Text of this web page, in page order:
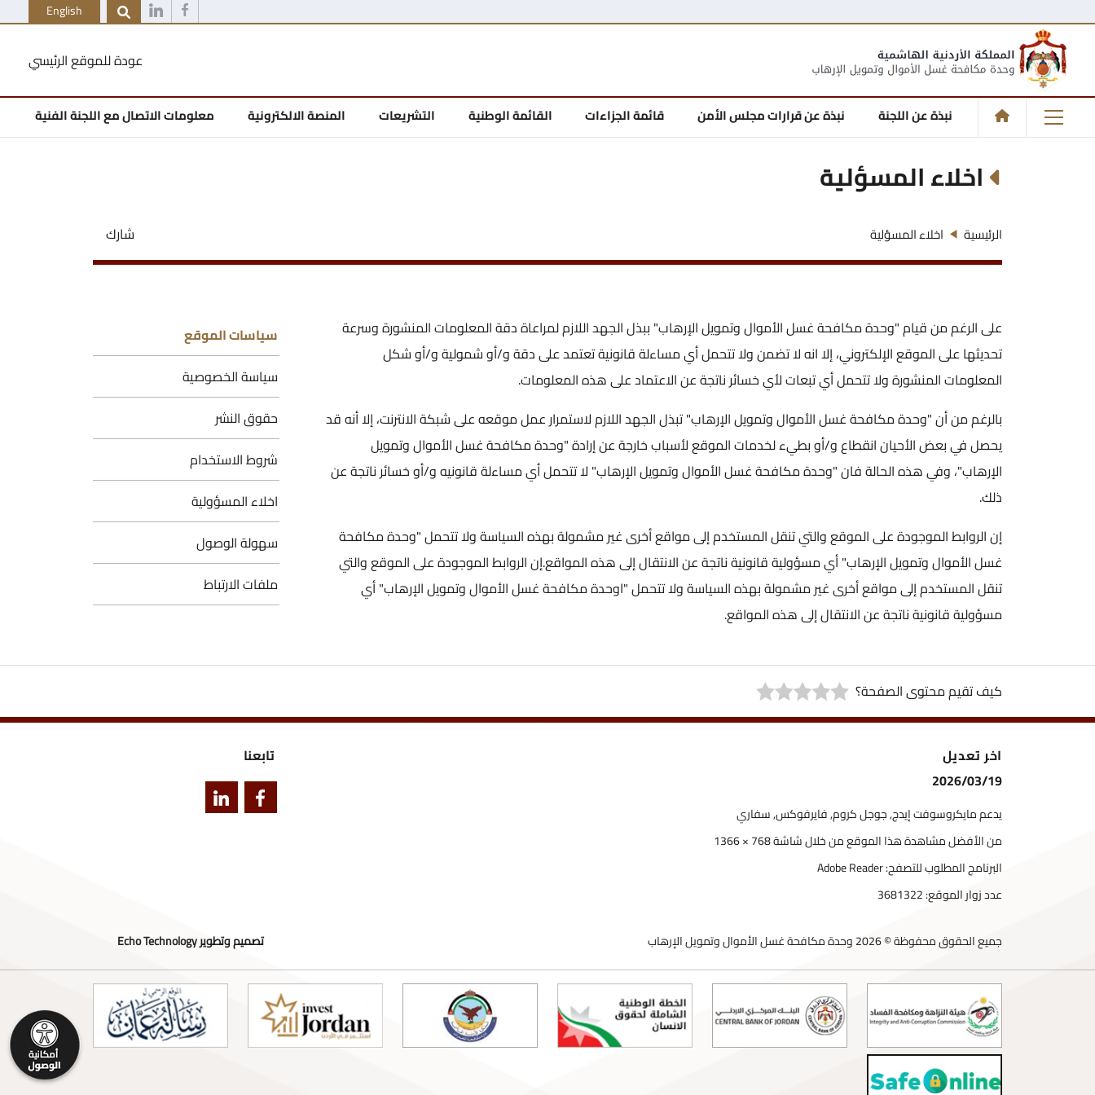
English
عودة للموقع الرئيسي
نبذة عن اللجنة نبذة عن قرارات مجلس الأمن قائمة الجزاءات القائمة الوطنية التشريعات المنصة الالكترونية معلومات الاتصال مع اللجنة الفنية
اخلاء المسؤلية
الرئيسية اخلاء المسؤلية شارك
على الرغم من قيام "وحدة مكافحة غسل الأموال وتمويل الإرهاب" ببذل الجهد اللازم لمراعاة دقة المعلومات المنشورة وسرعة
تحديثها على الموقع الإلكتروني، إلا انه لا تضمن ولا تتحمل أي مساءلة قانونية تعتمد على دقة و/أو شمولية و/أو شكل
المعلومات المنشورة ولا تتحمل أي تبعات لأي خسائر ناتجة عن الاعتماد على هذه المعلومات.
بالرغم من أن "وحدة مكافحة غسل الأموال وتمويل الإرهاب" تبذل الجهد اللازم لاستمرار عمل موقعه على شبكة الانترنت، إلا أنه قد
يحصل في بعض الأحيان انقطاع و/أو بطيء لخدمات الموقع لأسباب خارجة عن إرادة "وحدة مكافحة غسل الأموال وتمويل
الإرهاب"، وفي هذه الحالة فان "وحدة مكافحة غسل الأموال وتمويل الإرهاب" لا تتحمل أي مساءلة قانونيه و/أو خسائر ناتجة عن
ذلك.
إن الروابط الموجودة على الموقع والتي تنقل المستخدم إلى مواقع أخرى غير مشمولة بهذه السياسة ولا تتحمل "وحدة مكافحة
غسل الأموال وتمويل الإرهاب" أي مسؤولية قانونية ناتجة عن الانتقال إلى هذه المواقع.إن الروابط الموجودة على الموقع والتي
تنقل المستخدم إلى مواقع أخرى غير مشمولة بهذه السياسة ولا تتحمل "اوحدة مكافحة غسل الأموال وتمويل الإرهاب" أي
مسؤولية قانونية ناتجة عن الانتقال إلى هذه المواقع.
سياسات الموقع
سياسة الخصوصية
حقوق النشر
شروط الاستخدام
اخلاء المسؤولية
سهولة الوصول
ملفات الارتباط
كيف تقيم محتوى الصفحة؟
اخر تعديل
2026/03/19
يدعم مايكروسوفت إيدج, جوجل كروم, فايرفوكس, سفاري
من الأفضل مشاهدة هذا الموقع من خلال شاشة 768 × 1366
البرنامج المطلوب للتصفح: Adobe Reader
عدد زوار الموقع:3681322
تابعنا
جميع الحقوق محفوظة © 2026 وحدة مكافحة غسل الأموال وتمويل الإرهاب تصميم وتطويرEcho Technology